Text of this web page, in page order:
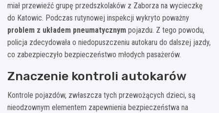
miał przewieźć grupę przedszkolaków z Zaborza na wycieczkę
do Katowic. Podczas rutynowej inspekcji wykryto poważny
problem z układem pneumatycznym pojazdu. Z tego powodu,
policja zdecydowała o niedopuszczeniu autokaru do dalszej jazdy,
co zabezpieczyło bezpieczeństwo młodych pasażerów.
Znaczenie kontroli autokarów
Kontrole pojazdów, zwłaszcza tych przewożących dzieci, są
nieodzownym elementem zapewnienia bezpieczeństwa na